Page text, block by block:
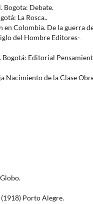
Bogota: Debate.
La Rosca..
en Colombia. De la guerra
del Hombre Editores-
Bogotá: Editorial
Nacimiento de la Clase
Porto Alegre.